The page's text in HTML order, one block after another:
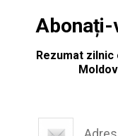
Abonați-
Rezumat